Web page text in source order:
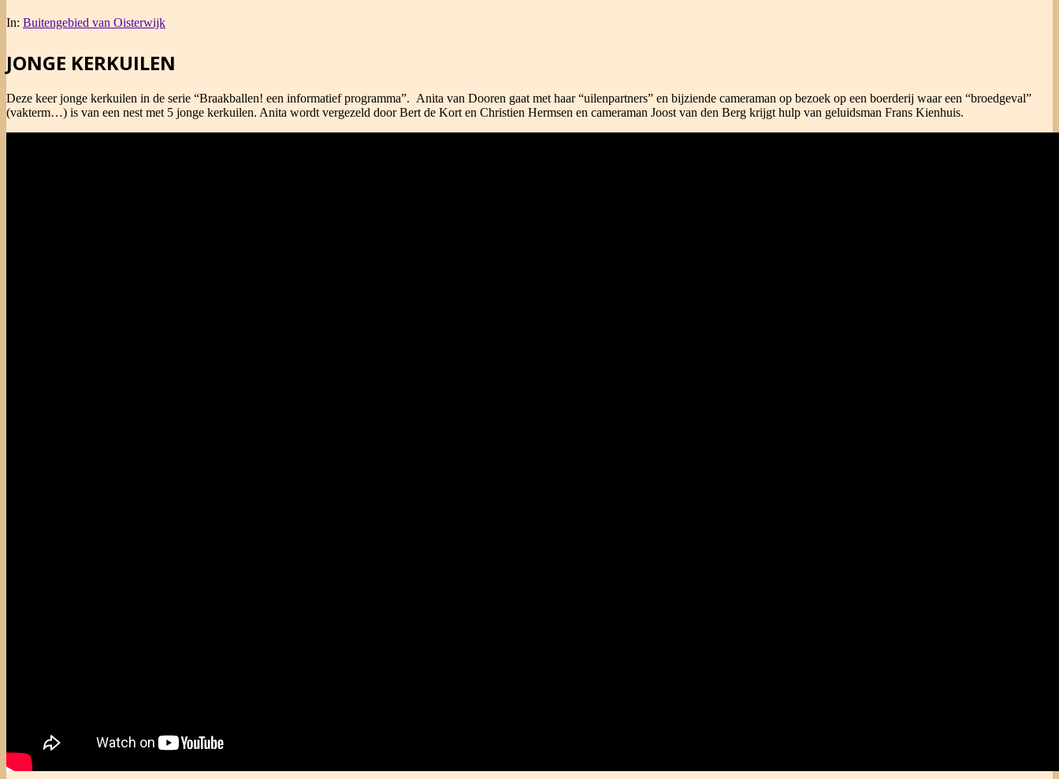
In: Buitengebied van Oisterwijk
JONGE KERKUILEN
Deze keer jonge kerkuilen in de serie “Braakballen! een informatief programma”. Anita van Dooren gaat met haar “uilenpartners” en bijziende cameraman op bezoek op een boerderij waar een “broedgeval”
(vakterm…) is van een nest met 5 jonge kerkuilen. Anita wordt vergezeld door Bert de Kort en Christien Hermsen en cameraman Joost van den Berg krijgt hulp van geluidsman Frans Kienhuis.